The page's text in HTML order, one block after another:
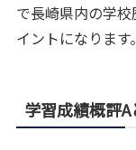
で長崎県内の学
イントになります。
学習成績概評